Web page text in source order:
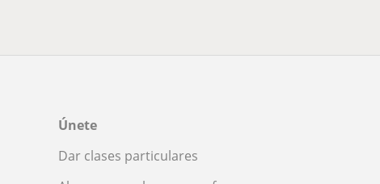
Únete
Dar clases particulares